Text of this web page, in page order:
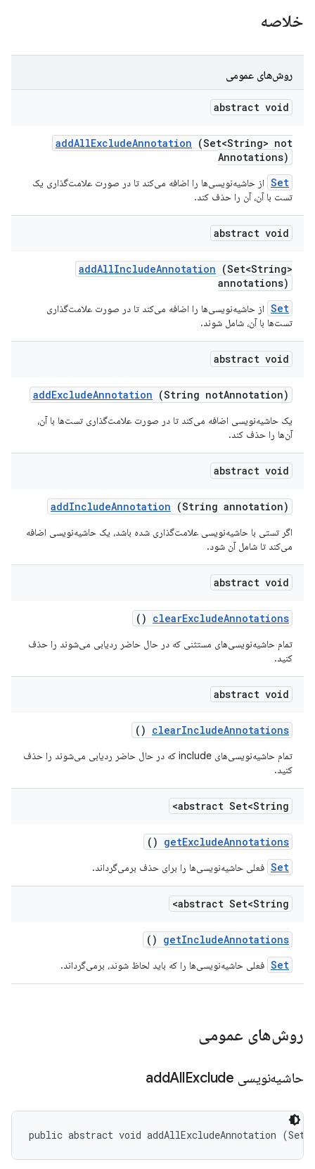
خلاصه
روش‌های عمومی
abstract void
addAllExcludeAnnotation (Set<String> not
Annotations)
Set از حاشیه‌نویسی‌ها را اضافه می‌کند تا در صورت علامت‌گذاری یک
تست با آن، آن را حذف کند.
abstract void
addAllIncludeAnnotation (Set<String>
annotations)
Set از حاشیه‌نویسی‌ها را اضافه می‌کند تا در صورت علامت‌گذاری
تست‌ها با آن، شامل شوند.
abstract void
addExcludeAnnotation (String notAnnotation)
یک حاشیه‌نویسی اضافه می‌کند تا در صورت علامت‌گذاری تست‌ها با آن،
آن‌ها را حذف کند.
abstract void
addIncludeAnnotation (String annotation)
اگر تستی با حاشیه‌نویسی علامت‌گذاری شده باشد، یک حاشیه‌نویسی اضافه
می‌کند تا شامل آن شود.
abstract void
clearExcludeAnnotations
()
تمام حاشیه‌نویسی‌های مستثنی که در حال حاضر ردیابی می‌شوند را حذف
کنید.
abstract void
clearIncludeAnnotations
()
تمام حاشیه‌نویسی‌های include که در حال حاضر ردیابی می‌شوند را حذف
کنید.
abstract Set<String>
getExcludeAnnotations
()
Set فعلی حاشیه‌نویسی‌ها را برای حذف برمی‌گرداند.
abstract Set<String>
getIncludeAnnotations
()
Set فعلی حاشیه‌نویسی‌ها را که باید لحاظ شوند، برمی‌گرداند.
روش‌های عمومی
حاشیه‌نویسی add AllExclude
public abstract void addAllExcludeAnnotation